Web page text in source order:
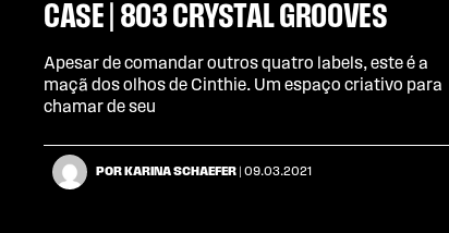
CASE | 803 CRYSTAL GROOVES
Apesar de comandar outros quatro labels, este é a
maçã dos olhos de Cinthie. Um espaço criativo para
chamar de seu
POR KARINA SCHAEFER | 09.03.2021